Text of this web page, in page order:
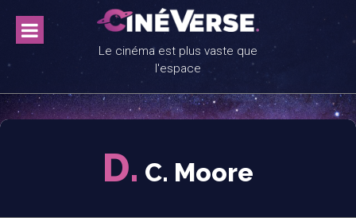
content
Le cinéma est plus vaste que
l'espace
D. C. Moore